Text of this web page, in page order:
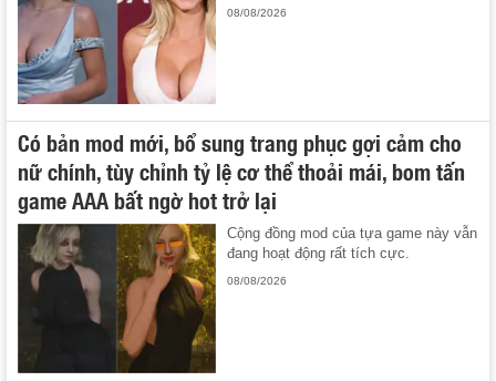
08/08/2026
Có bản mod mới, bổ sung trang phục gợi cảm cho
nữ chính, tùy chỉnh tỷ lệ cơ thể thoải mái, bom tấn
game AAA bất ngờ hot trở lại
Cộng đồng mod của tựa game này vẫn
đang hoạt động rất tích cực.
08/08/2026